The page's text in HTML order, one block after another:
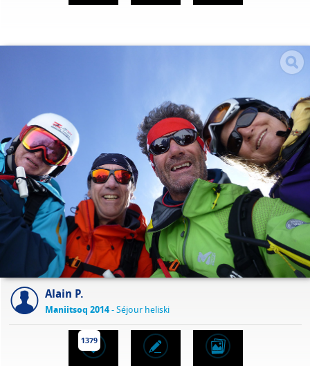
Alain P.
Maniitsoq 2014- Séjour heliski
1379